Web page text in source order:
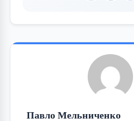
Павло Мельниченко